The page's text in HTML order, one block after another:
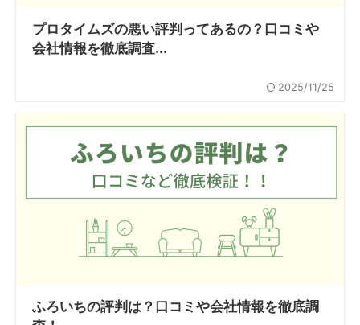
プロタイムズの悪い評判ってあるの？口コミや
会社情報を徹底調査...
2025/11/25
ふろいちの評判は？口コミや会社情報を徹底調